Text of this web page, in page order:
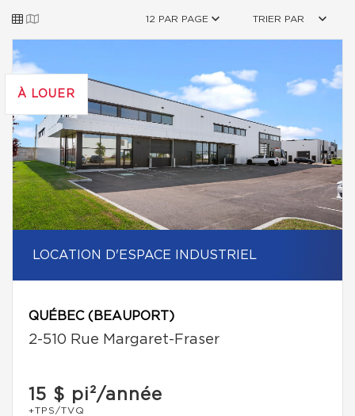
12 PAR PAGE TRIER PAR
À LOUER
LOCATION D'ESPACE INDUSTRIEL
QUÉBEC (BEAUPORT)
2-510 Rue Margaret-Fraser
15 $ pi²/année
+TPS/TVQ